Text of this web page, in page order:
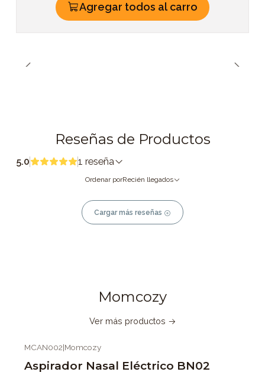
Agregar todos al carro
Reseñas de Productos
5.0 1 reseña
Ordenar porRecién llegados
Cargar más reseñas
Momcozy
Ver más productos
MCAN002|Momcozy
Aspirador Nasal Eléctrico BN02